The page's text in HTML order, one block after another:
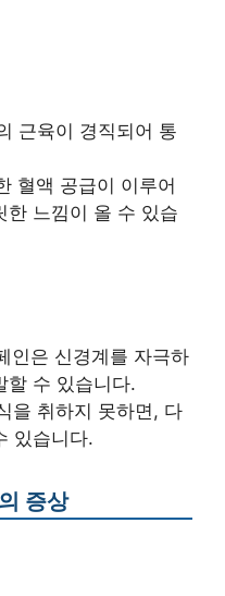
근육이 경직되어 통
혈액 공급이 이루어
한 느낌이 올 수 있습
인은 신경계를 자극하
할 수 있습니다.
을 취하지 못하면, 다
있습니다.
증상